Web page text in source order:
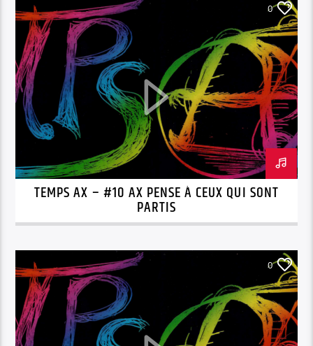
0
TEMPS AX – #10 AX PENSE À CEUX QUI SONT
PARTIS
0